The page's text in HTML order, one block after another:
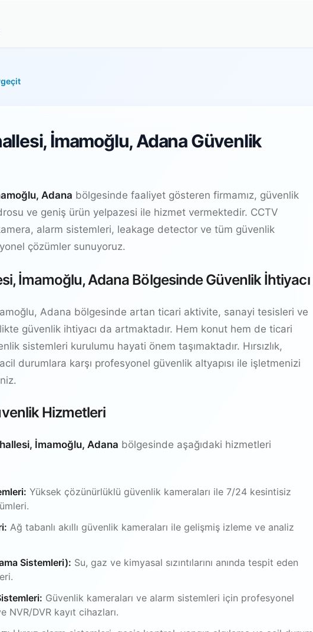
İmamoğlu, Adana Güvenlik
Adana bölgesinde faaliyet gösteren firmamız, güvenlik
ve geniş ürün yelpazesi ile hizmet vermektedir. CCTV
alarm sistemleri, leakage detector ve tüm güvenlik
çözümler sunuyoruz.
İmamoğlu, Adana Bölgesinde Güvenlik İhtiyacı
Adana bölgesinde artan ticari aktivite, sanayi tesisleri ve
güvenlik ihtiyacı da artmaktadır. Hem konut hem de ticari
sistemleri kurulumu hayati önem taşımaktadır. Hırsızlık,
durumlara karşı profesyonel güvenlik altyapısı ile işletmenizi
Hizmetleri
İmamoğlu, Adana bölgesinde aşağıdaki hizmetleri
Yüksek çözünürlüklü güvenlik kameraları ile 7/24 kesintisiz
Ağ tabanlı akıllı güvenlik kameraları ile gelişmiş izleme ve analiz
Sistemleri): Su, gaz ve kimyasal sızıntılarını anında tespit eden
Güvenlik kameraları ve alarm sistemleri için profesyonel
NVR/DVR kayıt cihazları.